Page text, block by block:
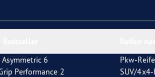
Asymmetric 6
Performance 2
Pkw-
SUV/4x4-